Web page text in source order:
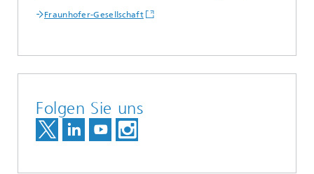
Fraunhofer-Gesellschaft
Folgen Sie uns